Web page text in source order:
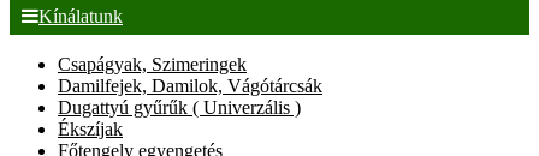
Kínálatunk
Csapágyak, Szimeringek
Damilfejek, Damilok, Vágótárcsák
Dugattyú gyűrűk ( Univerzális )
Ékszíjak
Főtengely egyengetés